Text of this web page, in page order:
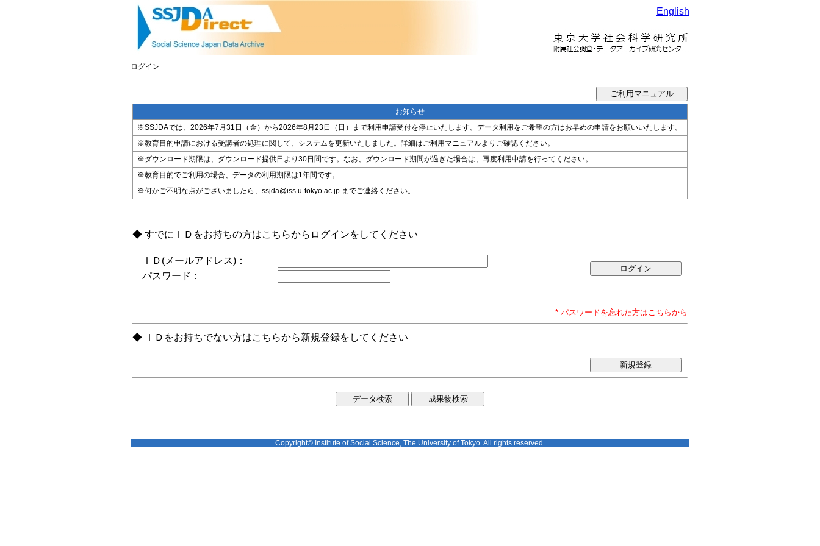
English
ログイン
お知らせ
※SSJDAでは、2026年7月31日（金）から2026年8月23日（日）まで利用申請受付を停止いたします。データ利用をご希望の方はお早めの申請をお願いいたします。
※教育目的申請における受講者の処理に関して、システムを更新いたしました。詳細はご利用マニュアルよりご確認ください。
※ダウンロード期限は、ダウンロード提供日より30日間です。なお、ダウンロード期間が過ぎた場合は、再度利用申請を行ってください。
※教育目的でご利用の場合、データの利用期限は1年間です。
※何かご不明な点がございましたら、ssjda@iss.u-tokyo.ac.jp までご連絡ください。
◆ すでにＩＤをお持ちの方はこちらからログインをしてください
ＩＤ(メールアドレス)：
パスワード：
* パスワードを忘れた方はこちらから
◆ ＩＤをお持ちでない方はこちらから新規登録をしてください
新規登録
Copyright© Institute of Social Science, The University of Tokyo. All rights reserved.